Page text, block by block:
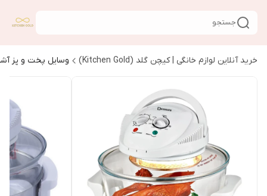
جستجو
خرید آنلاین لوازم خانگی | کیچن گلد (Kitchen Gold) وسایل پخت و پز